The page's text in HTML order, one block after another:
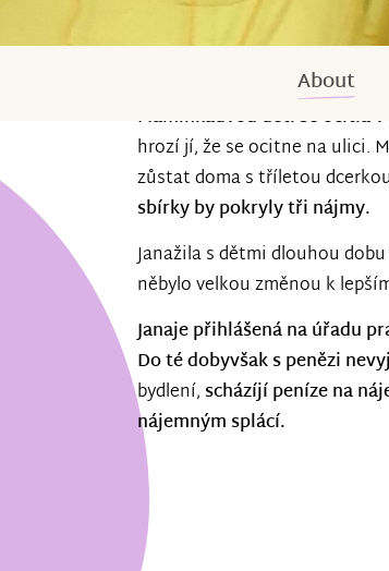
About
Maminkadvou dětí se ocitla
hrozí jí, že se ocitne na ulici.
zůstat doma s tříletou
sbírky by pokryly tři nájmy.
Janažila s dětmi dlouhou
něbylo velkou změnou k
Janaje přihlášená na úřadu
Do té dobyvšak s penězi
bydlení,scházíjí peníze na
nájemným splácí.